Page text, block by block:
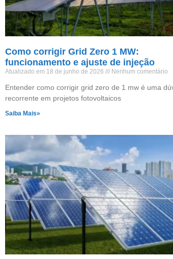
Como corrigir Grid Zero 1 MW:
funcionamento e ajuste de injeção
Atualizado em 18 de junho de 2026 Nenhum comentário
Entender como corrigir grid zero de 1 mw é uma
recorrente em projetos fotovoltaicos
Saiba Mais»